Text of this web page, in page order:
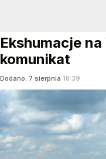
Ekshumacje
komunikat
Dodano: 7 sierpnia 18:39